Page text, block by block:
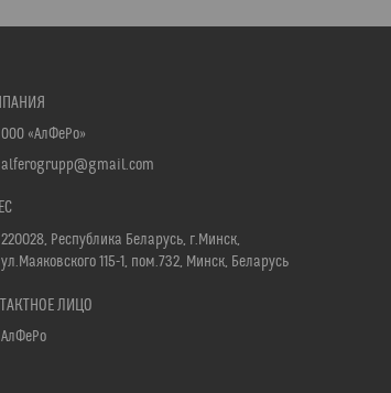
ООО «АлФеРо»
alferogrupp@gmail.com
220028, Республика Беларусь, г.Минск,
ул.Маяковского 115-1, пом.732, Минск, Беларусь
АлФеРо